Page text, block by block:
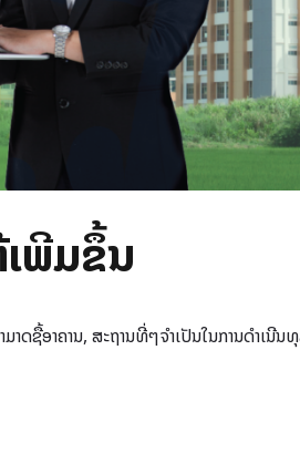
ພີ່ມຂຶ້ນ
ອາຄານ, ສະຖານທີ່ໆຈໍາເປັນໃນການດໍາເນີນ